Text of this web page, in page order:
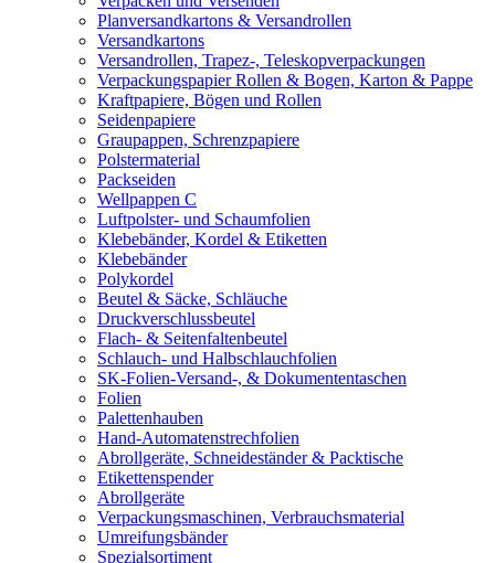
Planversandkartons & Versandrollen
Versandkartons
Versandrollen, Trapez-, Teleskopverpackungen
Verpackungspapier Rollen & Bogen, Karton & Pappe
Kraftpapiere, Bögen und Rollen
Seidenpapiere
Graupappen, Schrenzpapiere
Polstermaterial
Packseiden
Wellpappen C
Luftpolster- und Schaumfolien
Klebebänder, Kordel & Etiketten
Klebebänder
Polykordel
Beutel & Säcke, Schläuche
Druckverschlussbeutel
Flach- & Seitenfaltenbeutel
Schlauch- und Halbschlauchfolien
SK-Folien-Versand-, & Dokumententaschen
Folien
Palettenhauben
Hand-Automatenstrechfolien
Abrollgeräte, Schneideständer & Packtische
Etikettenspender
Abrollgeräte
Verpackungsmaschinen, Verbrauchsmaterial
Umreifungsbänder
Spezialsortiment